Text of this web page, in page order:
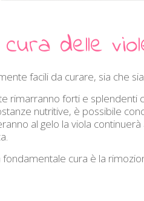
delle
facili da curare, sia che
rimarranno forti e splendenti
nutritive, è possibile
al gelo la viola
cura è la